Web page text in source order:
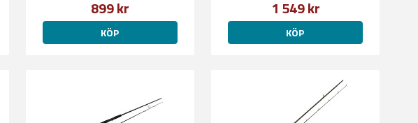
899 kr
KÖP
1 549 kr
KÖP